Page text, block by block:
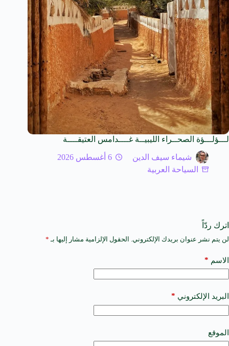
لـــؤلـــؤة الصحــراء الليبيــة غــــدامس العتيقــــة
شيماء سيف الدين
6 أغسطس 2026
السياحة العربية
اترك ردّاً
لن يتم نشر عنوان بريدك الإلكتروني. الحقول الإلزامية مشار إليها بـ *
الاسم *
البريد الإلكتروني *
الموقع
A
t
e
a
t
i
e
: